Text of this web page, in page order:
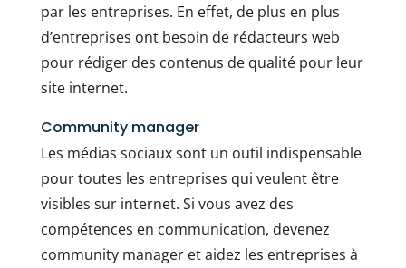
par les entreprises. En effet, de plus en plus
d’entreprises ont besoin de rédacteurs web
pour rédiger des contenus de qualité pour leur
site internet.
Community manager
Les médias sociaux sont un outil indispensable
pour toutes les entreprises qui veulent être
visibles sur internet. Si vous avez des
compétences en communication, devenez
community manager et aidez les entreprises à